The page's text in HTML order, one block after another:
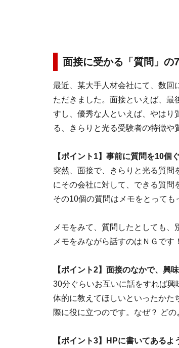
面接に受かる「質問」の
最近、某大手人材会社にて、数回
ただきました。面接といえば、最
すし、優秀な人といえば、やはり
る、きらりと光る受験者の特徴や
【ポイント1】事前に質問を10個
突然、面接で、きらりと光る質問
にその会社に対して、できる質問
その10個の質問はメモをとっても
メモをみて、質問したとしても
メモをみながら話すのはＮＧです！
【ポイント2】面接のなかで、興
30分ぐらいお互いに話をすれば
体的に教えてほしいといったかた
際に役に立つのです。なぜ？ ど
【ポイント3】HPに書いてある